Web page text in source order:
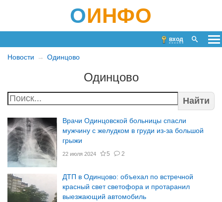
ОИНФО
вход
Новости Одинцово
Одинцово
Найти
Врачи Одинцовской больницы спасли
мужчину с желудком в груди из-за большой
грыжи
22 июля 2024 5 2
ДТП в Одинцово: объехал по встречной
красный свет светофора и протаранил
выезжающий автомобиль